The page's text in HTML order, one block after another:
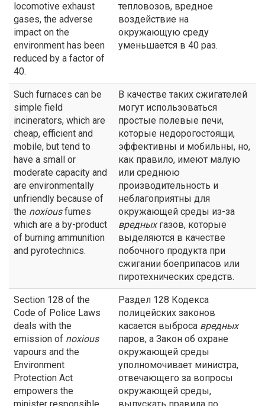
locomotive exhaust
gases, the adverse
impact on the
environment has been
reduced by a factor of
40.
тепловозов, вредное
воздействие на
окружающую среду
уменьшается в 40 раз.
Such furnaces can be
simple field
incinerators, which are
cheap, efficient and
mobile, but tend to
have a small or
moderate capacity and
are environmentally
unfriendly because of
the noxiousfumes
which are a by-product
of burning ammunition
and pyrotechnics.
В качестве таких сжигателей
могут использоваться
простые полевые печи,
которые недорогостоящи,
эффективны и мобильны, но,
как правило, имеют малую
или среднюю
производительность и
неблагоприятны для
окружающей среды из-за
вредныхгазов, которые
выделяются в качестве
побочного продукта при
сжигании боеприпасов или
пиротехнических средств.
Section 128 of the
Code of Police Laws
deals with the
emission of noxious
vapours and the
Environment
Protection Act
empowers the
Раздел 128 Кодекса
полицейских законов
касается выброса вредных
паров, а Закон об охране
окружающей среды
уполномочивает министра,
отвечающего за вопросы
окружающей среды,